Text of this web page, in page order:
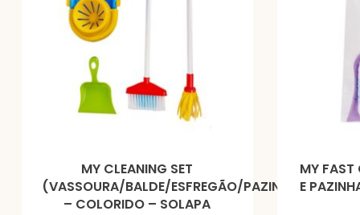
MY CLEANING SET
(VASSOURA/BALDE/ESFREGÃO/PAZINHA)
– COLORIDO – SOLAPA
MY FAST
E